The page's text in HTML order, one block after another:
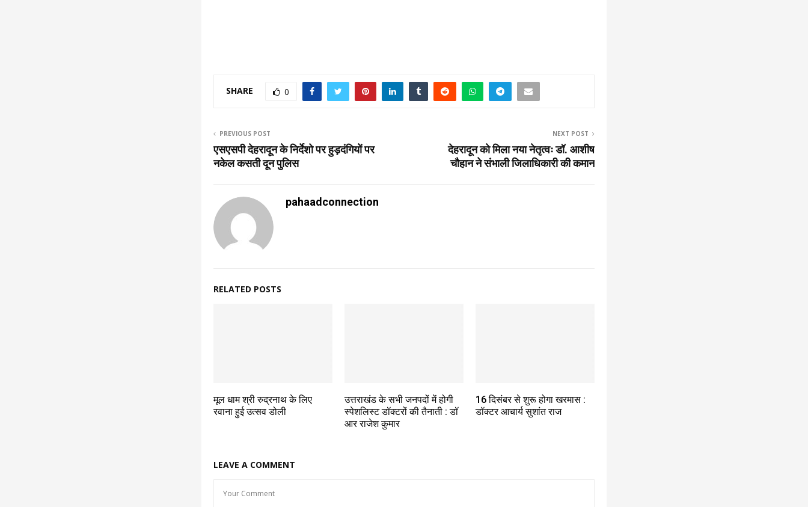
SHARE 0
PREVIOUS POST
एसएसपी देहरादून के निर्देशो पर हुड़दंगियों पर
नकेल कसती दून पुलिस
NEXT POST
देहरादून को मिला नया नेतृत्वः डॉ. आशीष
चौहान ने संभाली जिलाधिकारी की कमान
pahaadconnection
RELATED POSTS
मूल धाम श्री रुद्रनाथ के लिए
रवाना हुई उत्सव डोली
उत्तराखंड के सभी जनपदों में होगी
स्पेशलिस्ट डॉक्टरों की तैनाती : डॉ
आर राजेश कुमार
16 दिसंबर से शुरू होगा खरमास :
डॉक्टर आचार्य सुशांत राज
LEAVE A COMMENT